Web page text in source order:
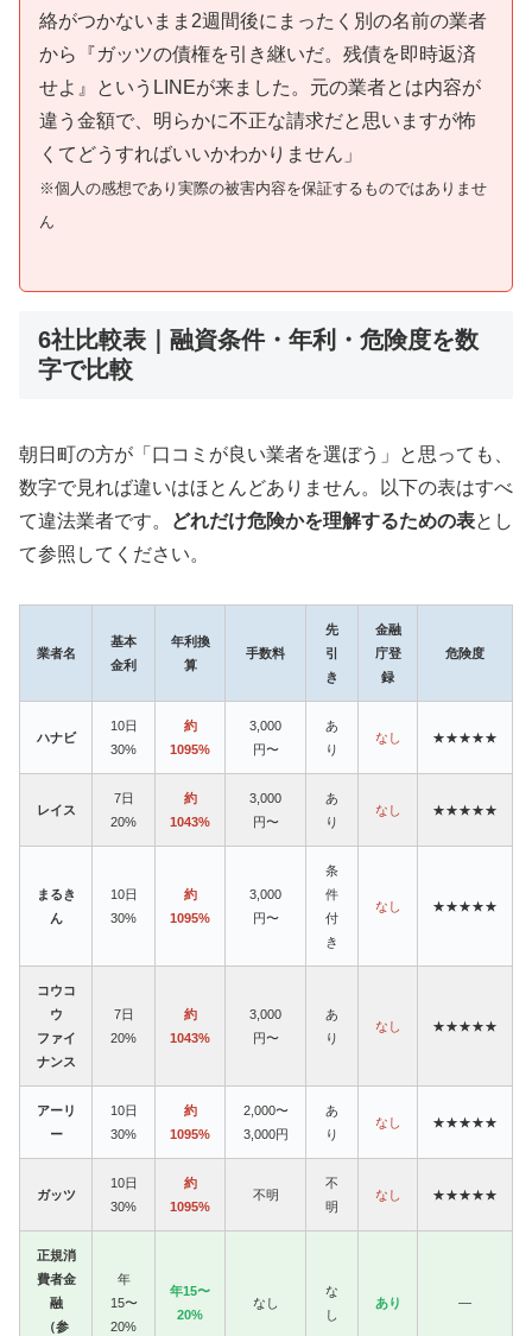
絡がつかないまま2週間後にまったく別の名前の業者
から『ガッツの債権を引き継いだ。残債を即時返済
せよ』というLINEが来ました。元の業者とは内容が
違う金額で、明らかに不正な請求だと思いますが怖
くてどうすればいいかわかりません」
※個人の感想であり実際の被害内容を保証するものではありませ
ん
6社比較表｜融資条件・年利・危険度を数
字で比較
朝日町の方が「口コミが良い業者を選ぼう」と思っても、
数字で見れば違いはほとんどありません。以下の表はすべ
て違法業者です。
どれだけ危険かを理解するための表とし
て参照してください。
業者名
基本
金利
年利換
算
手数料
先
引
き
金融
庁登
録
危険度
ハナビ
10日
30%
約
1095%
3,000
円〜
あ
り
なし ★★★★★
レイス
7日
20%
約
1043%
3,000
円〜
あ
り
なし ★★★★★
まるき
ん
10日
30%
約
1095%
3,000
円〜
条
件
付
き
なし ★★★★★
コウコ
ウ
ファイ
ナンス
7日
20%
約
1043%
3,000
円〜
あ
り
なし ★★★★★
アーリ
ー
10日
30%
約
1095%
2,000〜
3,000円
あ
り
なし ★★★★★
ガッツ
10日
30%
約
1095%
不明
不
明
なし ★★★★★
正規消
費者金
融
（参
年
15〜
20%
年15〜
20%
なし
な
し
あり —